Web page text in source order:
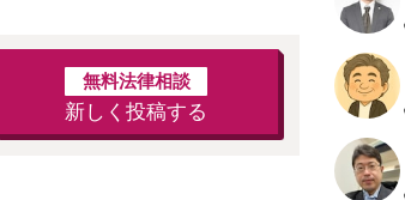
無料法律相談
新しく投稿する